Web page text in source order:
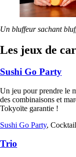
Un bluffeur sachant
Les jeux de
Sushi Go Party
Un jeu pour prendre le
des combinaisons et
Tokyoïte garantie !
Sushi Go Party,
Trio